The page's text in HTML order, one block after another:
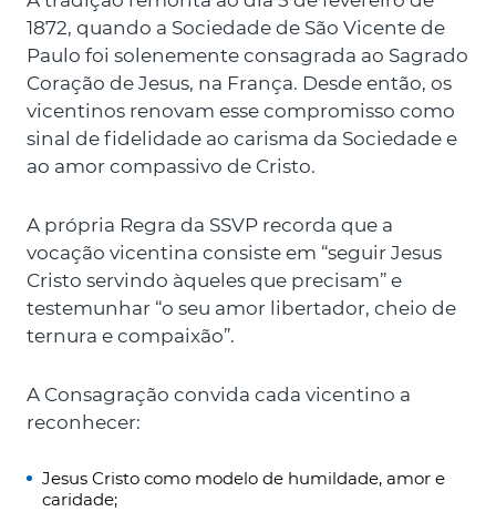
1872, quando a Sociedade de São Vicente de
Paulo foi solenemente consagrada ao Sagrado
Coração de Jesus, na França. Desde então, os
vicentinos renovam esse compromisso como
sinal de fidelidade ao carisma da Sociedade e
ao amor compassivo de Cristo.
A própria Regra da SSVP recorda que a
vocação vicentina consiste em “seguir Jesus
Cristo servindo àqueles que precisam” e
testemunhar “o seu amor libertador, cheio de
ternura e compaixão”.
A Consagração convida cada vicentino a
reconhecer:
Jesus Cristo como modelo de humildade, amor e
caridade;